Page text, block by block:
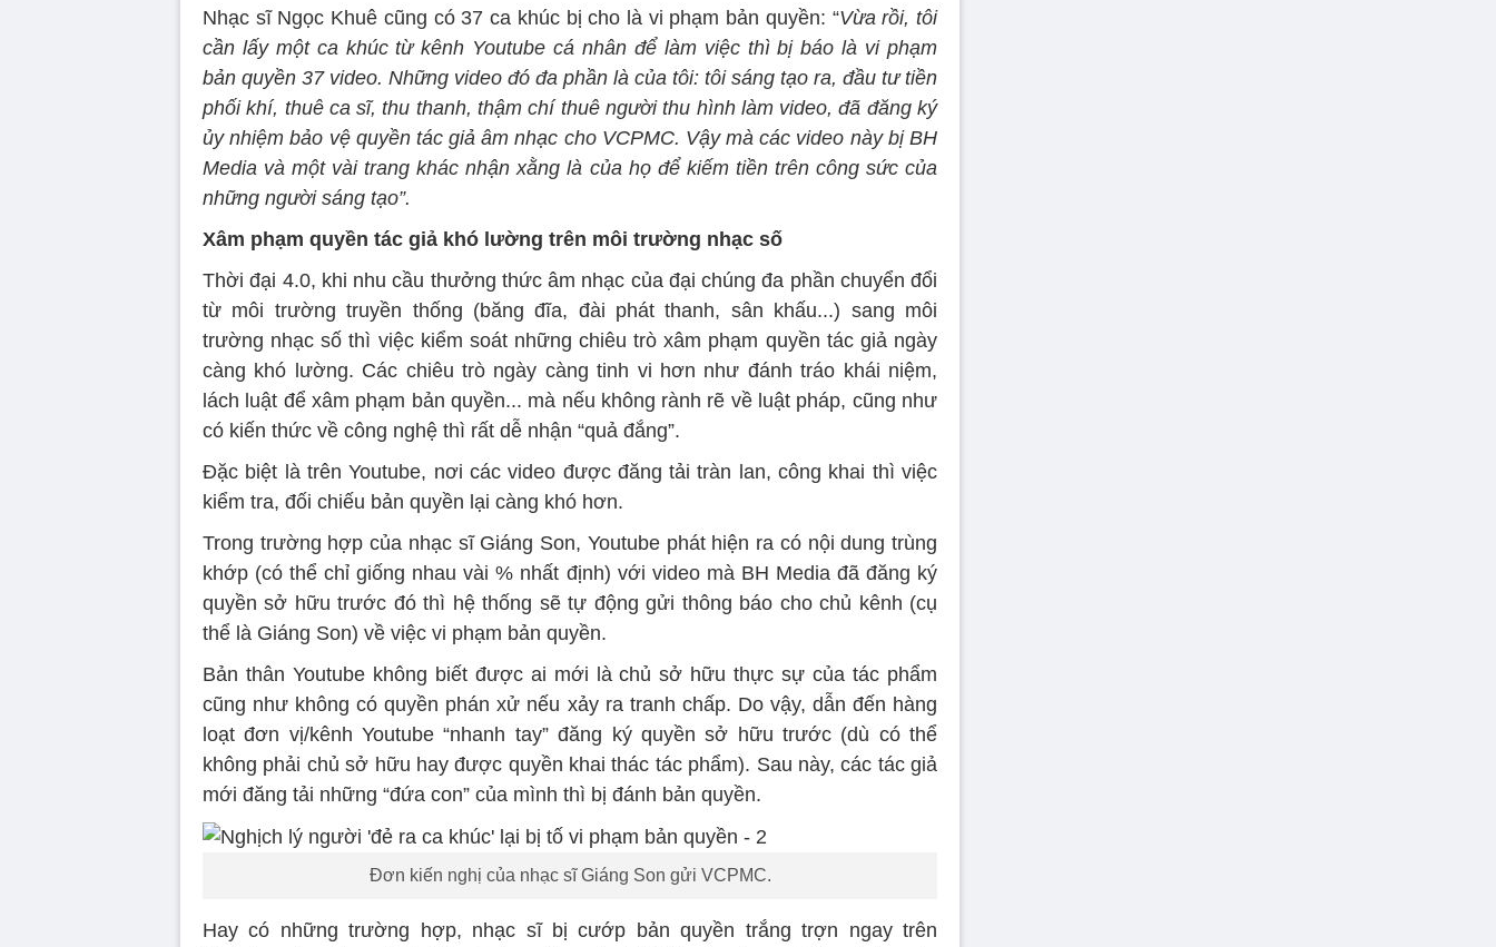
Nhạc sĩ Ngọc Khuê cũng có 37 ca khúc bị cho là vi phạm bản quyền: “Vừa rồi, tôi
cần lấy một ca khúc từ kênh Youtube cá nhân để làm việc thì bị báo là vi phạm
bản quyền 37 video. Những video đó đa phần là của tôi: tôi sáng tạo ra, đầu tư tiền
phối khí, thuê ca sĩ, thu thanh, thậm chí thuê người thu hình làm video, đã đăng ký
ủy nhiệm bảo vệ quyền tác giả âm nhạc cho VCPMC. Vậy mà các video này bị BH
Media và một vài trang khác nhận xằng là của họ để kiếm tiền trên công sức của
những người sáng tạo”.
Xâm phạm quyền tác giả khó lường trên môi trường nhạc số
Thời đại 4.0, khi nhu cầu thưởng thức âm nhạc của đại chúng đa phần chuyển đổi
từ môi trường truyền thống (băng đĩa, đài phát thanh, sân khấu...) sang môi
trường nhạc số thì việc kiểm soát những chiêu trò xâm phạm quyền tác giả ngày
càng khó lường. Các chiêu trò ngày càng tinh vi hơn như đánh tráo khái niệm,
lách luật để xâm phạm bản quyền... mà nếu không rành rẽ về luật pháp, cũng như
có kiến thức về công nghệ thì rất dễ nhận “quả đắng”.
Đặc biệt là trên Youtube, nơi các video được đăng tải tràn lan, công khai thì việc
kiểm tra, đối chiếu bản quyền lại càng khó hơn.
Trong trường hợp của nhạc sĩ Giáng Son, Youtube phát hiện ra có nội dung trùng
khớp (có thể chỉ giống nhau vài % nhất định) với video mà BH Media đã đăng ký
quyền sở hữu trước đó thì hệ thống sẽ tự động gửi thông báo cho chủ kênh (cụ
thể là Giáng Son) về việc vi phạm bản quyền.
Bản thân Youtube không biết được ai mới là chủ sở hữu thực sự của tác phẩm
cũng như không có quyền phán xử nếu xảy ra tranh chấp. Do vậy, dẫn đến hàng
loạt đơn vị/kênh Youtube “nhanh tay” đăng ký quyền sở hữu trước (dù có thể
không phải chủ sở hữu hay được quyền khai thác tác phẩm). Sau này, các tác giả
mới đăng tải những “đứa con” của mình thì bị đánh bản quyền.
Đơn kiến nghị của nhạc sĩ Giáng Son gửi VCPMC.
Hay có những trường hợp, nhạc sĩ bị cướp bản quyền trắng trợn ngay trên